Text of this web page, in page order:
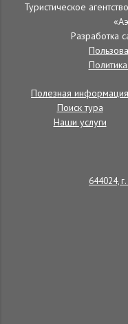
Главная»Страны и отели»
Туры на
Туристическое
Разработка
Полезная информация
Поиск тура
Наши услуги
644024,